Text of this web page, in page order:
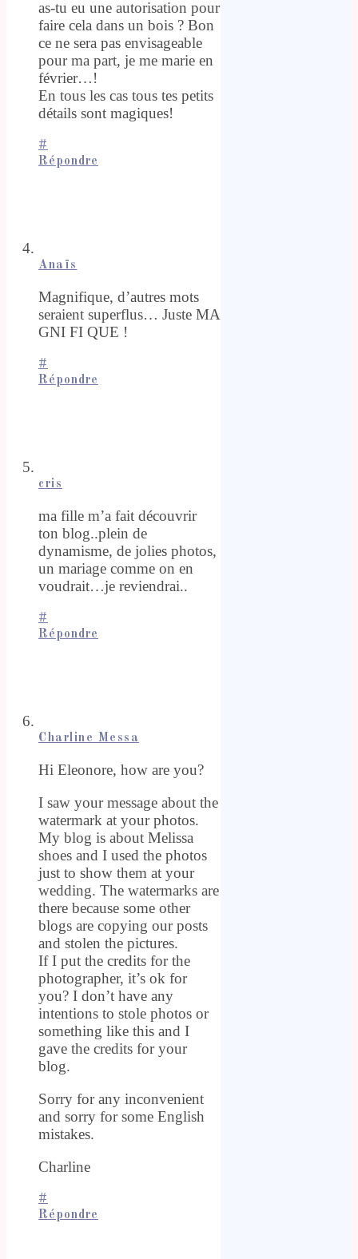
as-tu eu une autorisation pour
faire cela dans un bois ? Bon
ce ne sera pas envisageable
pour ma part, je me marie en
février…!
En tous les cas tous tes petits
détails sont magiques!
#
Répondre
Anaïs
Magnifique, d’autres mots
seraient superflus… Juste MA
GNI FI QUE !
#
Répondre
cris
ma fille m’a fait découvrir
ton blog..plein de
dynamisme, de jolies photos,
un mariage comme on en
voudrait…je reviendrai..
#
Répondre
Charline Messa
Hi Eleonore, how are you?
I saw your message about the
watermark at your photos.
My blog is about Melissa
shoes and I used the photos
just to show them at your
wedding. The watermarks are
there because some other
blogs are copying our posts
and stolen the pictures.
If I put the credits for the
photographer, it’s ok for
you? I don’t have any
intentions to stole photos or
something like this and I
gave the credits for your
blog.
Sorry for any inconvenient
and sorry for some English
mistakes.
Charline
#
Répondre